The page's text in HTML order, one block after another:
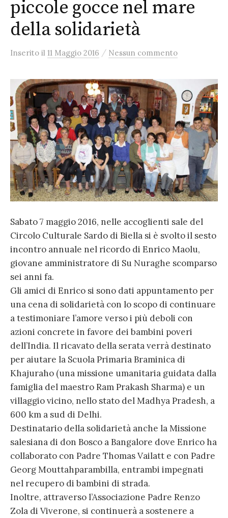
piccole gocce nel mare
della solidarietà
Inserito il 11 Maggio 2016 / Nessun commento
Sabato 7 maggio 2016, nelle accoglienti sale del
Circolo Culturale Sardo di Biella si è svolto il sesto
incontro annuale nel ricordo di Enrico Maolu,
giovane amministratore di Su Nuraghe scomparso
sei anni fa.
Gli amici di Enrico si sono dati appuntamento per
una cena di solidarietà con lo scopo di continuare
a testimoniare l’amore verso i più deboli con
azioni concrete in favore dei bambini poveri
dell’India. Il ricavato della serata verrà destinato
per aiutare la Scuola Primaria Braminica di
Khajuraho (una missione umanitaria guidata dalla
famiglia del maestro Ram Prakash Sharma) e un
villaggio vicino, nello stato del Madhya Pradesh, a
600 km a sud di Delhi.
Destinatario della solidarietà anche la Missione
salesiana di don Bosco a Bangalore dove Enrico ha
collaborato con Padre Thomas Vailatt e con Padre
Georg Mouttahparambilla, entrambi impegnati
nel recupero di bambini di strada.
Inoltre, attraverso l’Associazione Padre Renzo
Zola di Viverone, si continuerà a sostenere a